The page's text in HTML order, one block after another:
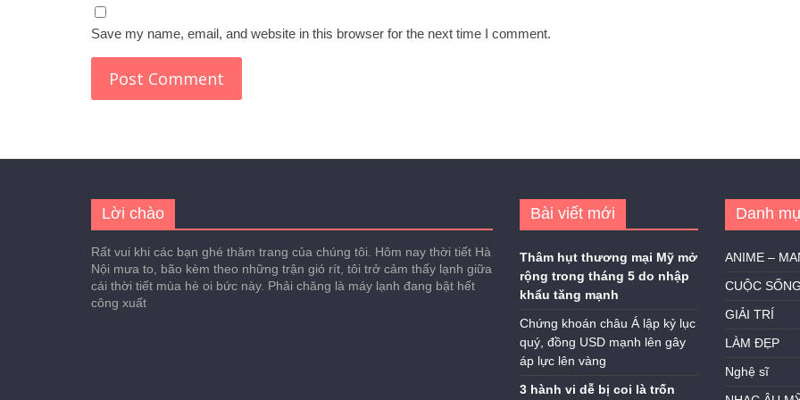
Save my name, email, and website in this browser for the next time I comment.
Lời chào
Rất vui khi các bạn ghé thăm trang của chúng tôi. Hôm nay thời tiết Hà
Nội mưa to, bão kèm theo những trận gió rít, tôi trở cảm thấy lạnh giữa
cái thời tiết mùa hè oi bức này. Phải chăng là máy lạnh đang bật hết
công xuất
Bài viết mới
Thâm hụt thương mại Mỹ mở
rộng trong tháng 5 do nhập
khẩu tăng mạnh
Chứng khoán châu Á lập kỷ lục
quý, đồng USD mạnh lên gây
áp lực lên vàng
3 hành vi dễ bị coi là trốn
Danh
ANIME –
CUỘC SỐNG
GIẢI TRÍ
LÀM ĐẸP
Nghệ sĩ